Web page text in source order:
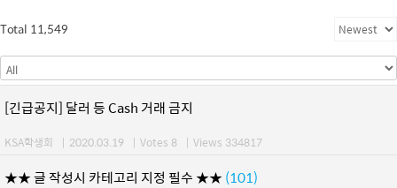
Total 11,549
[긴급공지] 달러 등 Cash 거래 금지
KSA학생회 | 2020.03.19 | Votes 8 | Views 334817
★★ 글 작성시 카테고리 지정 필수 ★★ (101)